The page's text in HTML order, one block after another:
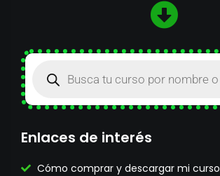
Enlaces de interés
Cómo comprar y descargar mi curso